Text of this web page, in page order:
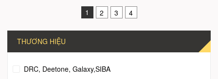
1 2 3 4
THƯƠNG HIỆU
DRC, Deetone, Galaxy,SIBA